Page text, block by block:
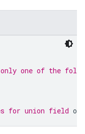
only one of the
for union field